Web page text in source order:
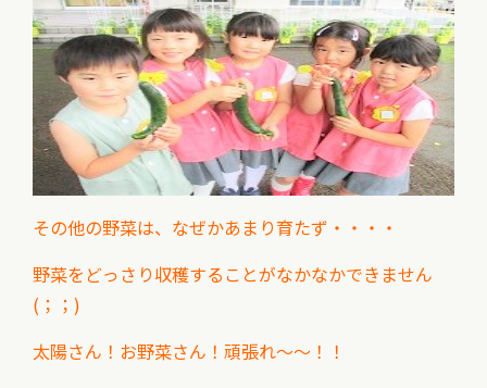
その他の野菜は、なぜかあまり育たず・・・・
野菜をどっさり収穫することがなかなかできません
(；；)
太陽さん！お野菜さん！頑張れ～～！！